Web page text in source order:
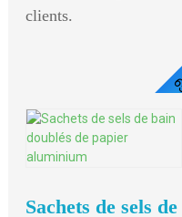
clients.
Sachets de sels de